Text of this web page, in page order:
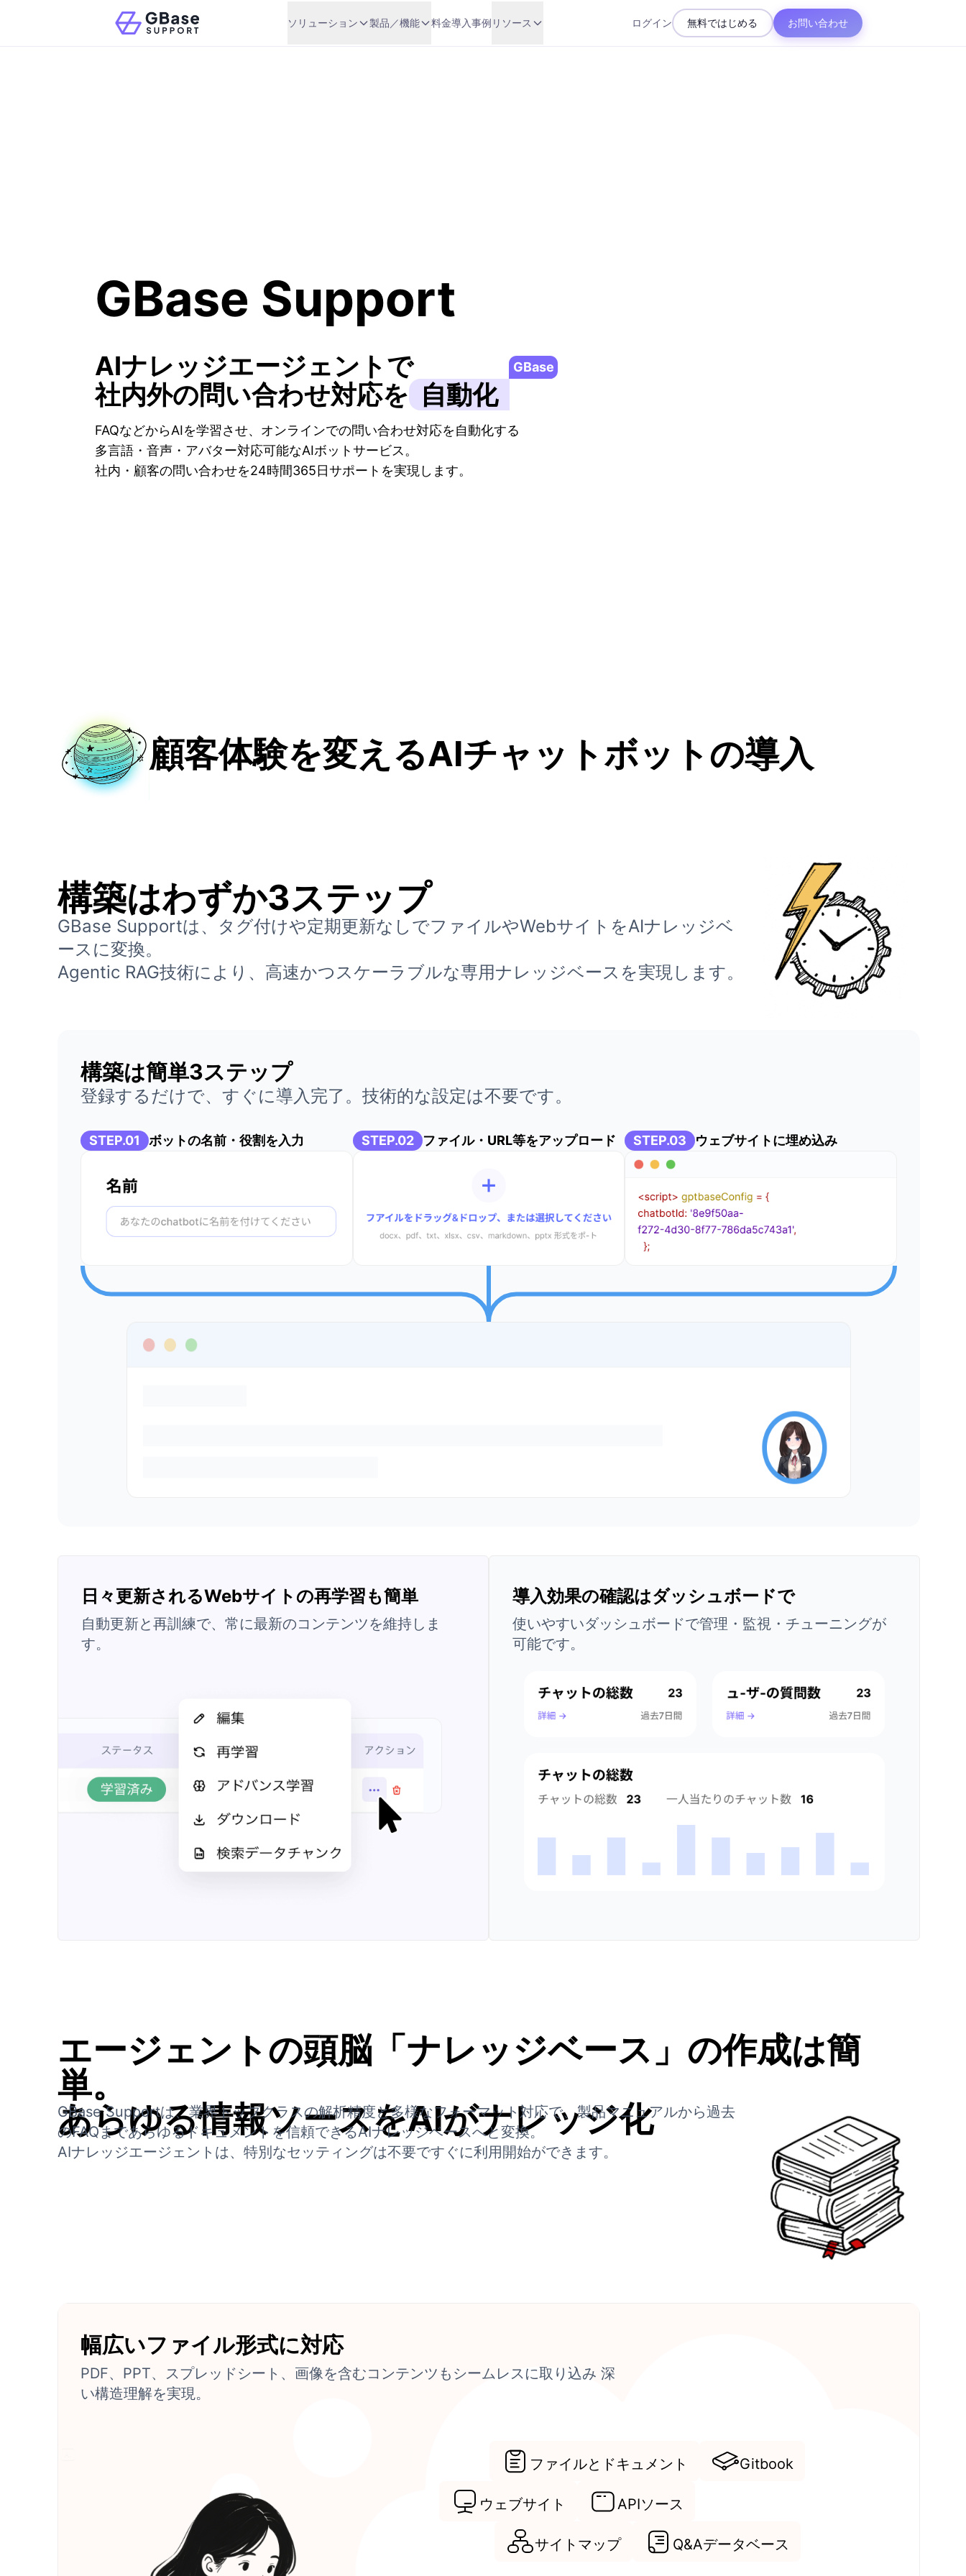
ソリューション 製品／機能 料金導入事例 リソース ログイン 無料ではじめる お問い合わせ
GBase Support
AIナレッジエージェントで
社内外の問い合わせ対応を 自動化
GBase
FAQなどからAIを学習させ、オンラインでの問い合わせ対応を自動化する
多言語・音声・アバター対応可能なAIボットサービス。
社内・顧客の問い合わせを24時間365日サポートを実現します。
顧客体験を変えるAIチャットボットの導入
構築はわずか3ステップ
GBase Supportは、タグ付けや定期更新なしでファイルやWebサイトをAIナレッジベ
ースに変換。
Agentic RAG技術により、高速かつスケーラブルな専用ナレッジベースを実現します。
構築は簡単3ステップ
登録するだけで、すぐに導入完了。技術的な設定は不要です。
STEP.01 ボットの名前・役割を入力 STEP.02 ファイル・URL等をアップロード STEP.03 ウェブサイトに埋め込み
日々更新されるWebサイトの再学習も簡単
自動更新と再訓練で、常に最新のコンテンツを維持しま
す。
導入効果の確認はダッシュボードで
使いやすいダッシュボードで管理・監視・チューニングが
可能です。
エージェントの頭脳「ナレッジベース」の作成は簡
単。
あらゆる情報ソースをAIがナレッジ化
GBase Supportは、業界トップクラスの解析精度と多様なフォーマット対応で、製品マニュアルから過去
のFAQまであらゆるドキュメントを信頼できるAIナレッジベースへと変換。
AIナレッジエージェントは、特別なセッティングは不要ですぐに利用開始ができます。
幅広いファイル形式に対応
PDF、PPT、スプレッドシート、画像を含むコンテンツもシームレスに取り込み 深
い構造理解を実現。
ファイルとドキュメント Gitbook
ウェブサイト APIソース
サイトマップ Q&Aデータベース